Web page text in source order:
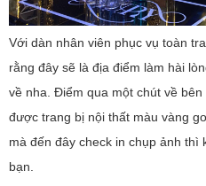
Với dàn nhân viên phục vụ toàn
rằng đây sẽ là địa điểm làm hài
về nha. Điểm qua một chút về
được trang bị nội thất màu vàng
mà đến đây check in chụp ảnh
bạn.